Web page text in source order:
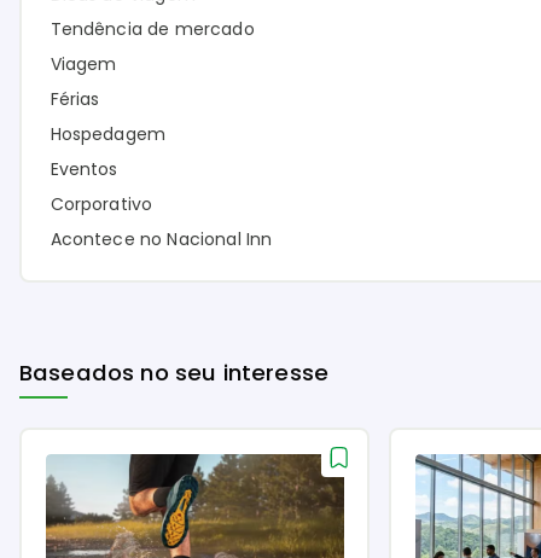
Tendência de mercado
Viagem
Férias
Hospedagem
Eventos
Corporativo
Acontece no Nacional Inn
Baseados no seu interesse